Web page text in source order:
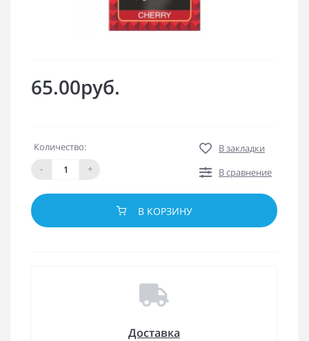
65.00руб.
Количество:
-
+
В закладки
В сравнение
В КОРЗИНУ
Доставка